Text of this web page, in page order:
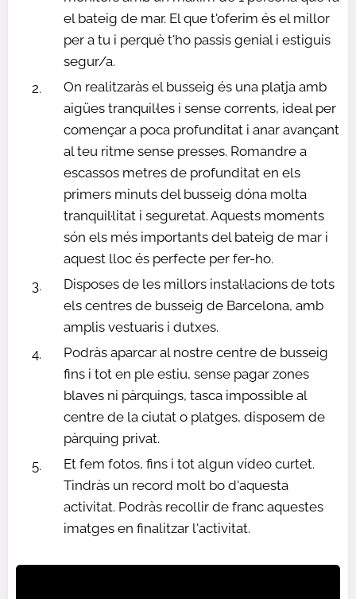
el bateig de mar. El que t'oferim és el millor
per a tu i perquè t'ho passis genial i estiguis
segur/a.
On realitzaràs el busseig és una platja amb
aigües tranquil·les i sense corrents, ideal per
començar a poca profunditat i anar avançant
al teu ritme sense presses. Romandre a
escassos metres de profunditat en els
primers minuts del busseig dóna molta
tranquil·litat i seguretat. Aquests moments
són els més importants del bateig de mar i
aquest lloc és perfecte per fer-ho.
Disposes de les millors instal·lacions de tots
els centres de busseig de Barcelona, ​​amb
amplis vestuaris i dutxes.
Podràs aparcar al nostre centre de busseig
fins i tot en ple estiu, sense pagar zones
blaves ni pàrquings, tasca impossible al
centre de la ciutat o platges, disposem de
pàrquing privat.
Et fem fotos, fins i tot algun vídeo curtet.
Tindràs un record molt bo d'aquesta
activitat. Podràs recollir de franc aquestes
imatges en finalitzar l'activitat.